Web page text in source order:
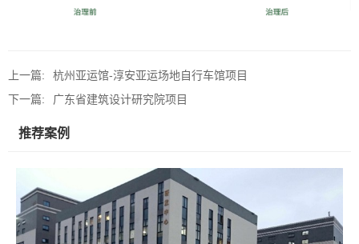
上一篇:
杭州亚运馆-淳安亚运场地自行车馆项目
下一篇:
广东省建筑设计研究院项目
推荐案例